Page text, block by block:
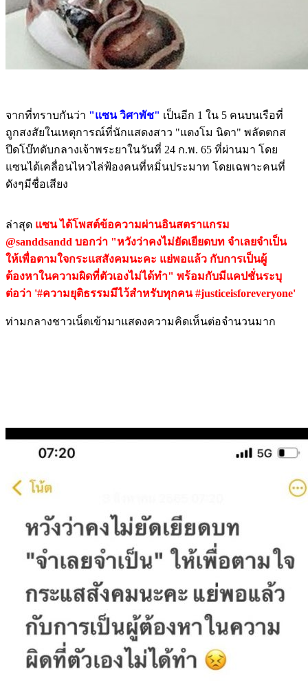
จากที่ทราบกันว่า "แซน วิศาพัช" เป็นอีก 1 ใน 5 คนบนเรือที่
ถูกสงสัยในเหตุการณ์ที่นักแสดงสาว "แตงโม นิดา" พลัดตกส
ปีดโบ๊ทดับกลางเจ้าพระยาในวันที่ 24 ก.พ. 65 ที่ผ่านมา โดย
แซนได้เคลื่อนไหวไล่ฟ้องคนที่หมิ่นประมาท โดยเฉพาะคนที่
ดังๆมีชื่อเสียง
ล่าสุด แซน ได้โพสต์ข้อความผ่านอินสตราแกรม
@sanddsandd บอกว่า "หวังว่าคงไม่ยัดเยียดบท จำเลยจำเป็น
ให้เพื่อตามใจกระแสสังคมนะคะ แย่พอแล้ว กับการเป็นผู้
ต้องหาในความผิดที่ตัวเองไม่ได้ทำ" พร้อมกับมีแคปชั่นระบุ
ต่อว่า '#ความยุติธรรมมีไว้สำหรับทุกคน #justiceisforeveryone'
ท่ามกลางชาวเน็ตเข้ามาแสดงความคิดเห็นต่อจำนวนมาก